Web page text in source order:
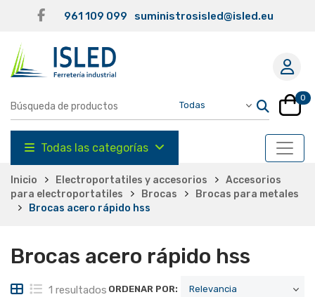
961 109 099 suministrosisled@isled.eu
0
Todas las categorías
Inicio Electroportatiles y accesorios
Accesorios
para electroportatiles
Brocas
Brocas para metales
Brocas acero rápido hss
Brocas acero rápido hss
1 resultados ORDENAR POR: